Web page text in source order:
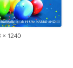
× 1240